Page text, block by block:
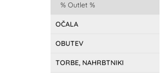
Outlet
OČALA
OBUTEV
TORBE, NAHRBTNIKI